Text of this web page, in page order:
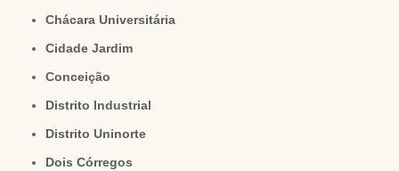
Chácara Universitária
Cidade Jardim
Conceição
Distrito Industrial
Distrito Uninorte
Dois Córregos